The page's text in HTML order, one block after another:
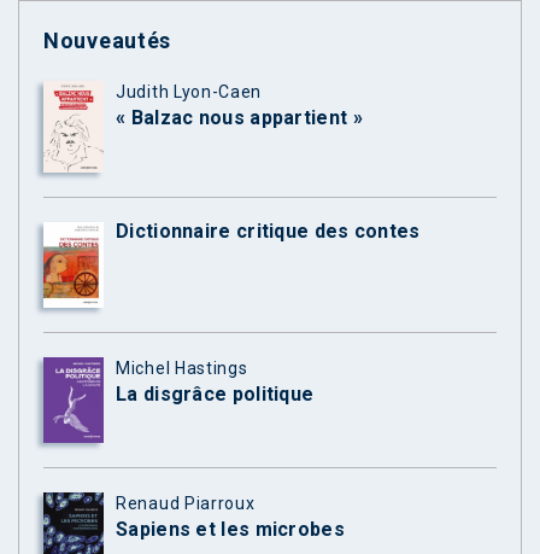
Nouveautés
Judith Lyon-Caen
« Balzac nous appartient »
Dictionnaire critique des contes
Michel Hastings
La disgrâce politique
Renaud Piarroux
Sapiens et les microbes